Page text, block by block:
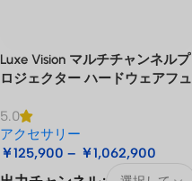
Luxe Vision マルチチャンネルプ
ロジェクター ハードウェアフュ
クションマッピングサーバー
5.0
アクセサリー
￥125,900 – ￥1,062,900